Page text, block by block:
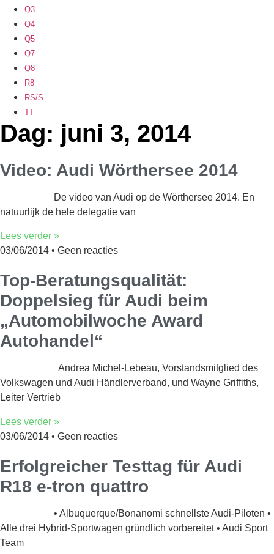
Q3
Q4
Q5
Q7
Q8
R8
RS/S
TT
Dag: juni 3, 2014
Video: Audi Wörthersee 2014
De video van Audi op de Wörthersee 2014. En
natuurlijk de hele delegatie van
Lees verder »
03/06/2014
Geen reacties
Top-Beratungsqualität:
Doppelsieg für Audi beim
„Automobilwoche Award
Autohandel“
Andrea Michel-Lebeau, Vorstandsmitglied des
Volkswagen und Audi Händlerverband, und Wayne Griffiths,
Leiter Vertrieb
Lees verder »
03/06/2014
Geen reacties
Erfolgreicher Testtag für Audi
R18 e-tron quattro
• Albuquerque/Bonanomi schnellste Audi-Piloten •
Alle drei Hybrid-Sportwagen gründlich vorbereitet • Audi Sport
Team